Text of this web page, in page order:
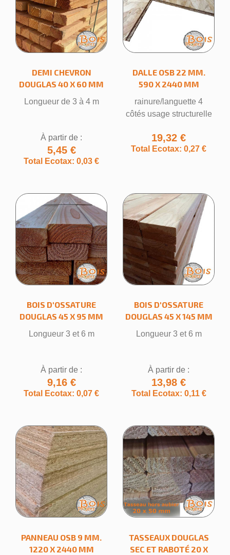
DEMI CHEVRON
DOUGLAS 40 X 60 MM
Longueur de 3 à 4 m
À partir de :
5,45 €
Total Ecotax: 0,03 €
DALLE OSB 22 MM.
590 X 2440 MM
rainure/languette 4
côtés usage structurelle
19,32 €
Total Ecotax: 0,27 €
BOIS D'OSSATURE
DOUGLAS 45 X 95 MM
Longueur 3 et 6 m
À partir de :
9,16 €
Total Ecotax: 0,07 €
BOIS D'OSSATURE
DOUGLAS 45 X 145 MM
Longueur 3 et 6 m
À partir de :
13,98 €
Total Ecotax: 0,11 €
PANNEAU OSB 9 MM.
1220 X 2440 MM
TASSEAUX DOUGLAS
SEC ET RABOTÉ 20 X
Créer une liste d'envies ×